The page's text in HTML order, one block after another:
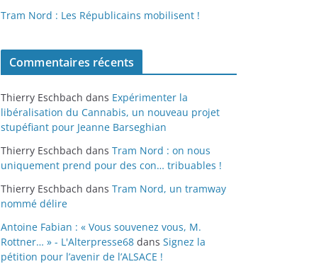
Tram Nord : Les Républicains mobilisent !
Commentaires récents
Thierry Eschbach dans Expérimenter la
libéralisation du Cannabis, un nouveau projet
stupéfiant pour Jeanne Barseghian
Thierry Eschbach dans Tram Nord : on nous
uniquement prend pour des con… tribuables !
Thierry Eschbach dans Tram Nord, un tramway
nommé délire
Antoine Fabian : « Vous souvenez vous, M.
Rottner… » - L'Alterpresse68 dans Signez la
pétition pour l’avenir de l’ALSACE !